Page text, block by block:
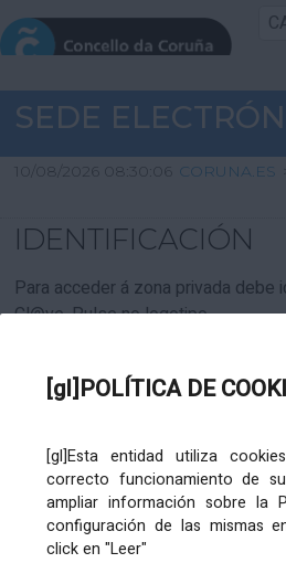
[gl]POLÍTICA DE
[gl]Esta entidad utiliza
correcto funcionamiento de
ampliar información sobre la
configuración de las mismas
click en "Leer"
INICIO
INICIO
INFORMACIÓN
CARTAFOL
SEDE
10/08/2026 08:30:06 CORUNA.ES
IDENTIFICACIÓN
Para acceder á zona privada debe
Cl@ve. Pulse no logotipo